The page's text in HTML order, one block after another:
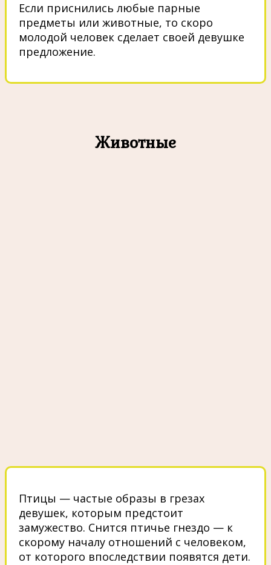
Если приснились любые парные
предметы или животные, то скоро
молодой человек сделает своей девушке
предложение.
Животные
Птицы — частые образы в грезах
девушек, которым предстоит
замужество. Снится птичье гнездо — к
скорому началу отношений с человеком,
от которого впоследствии появятся дети.